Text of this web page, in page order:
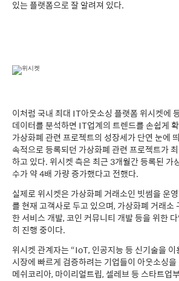
있는 플랫폼으로 잘 알려져 있다.
이처럼 국내 최대 IT아웃소싱 플랫폼 위시켓에
데이터를 분석하면 IT업계의 트렌드를 손쉽게
가상화폐 관련 프로젝트의 성장세가 단연 눈에
속적으로 등록되던 가상화폐 관련 프로젝트가
하고 있다. 위시켓 측은 최근 3개월간 등록된 가
수가 약 4배 가량 증가했다고 전했다.
실제로 위시켓은 가상화폐 거래소인 빗썸을 운
를 현재 고객사로 두고 있으며, 가상화폐 거래소
한 서비스 개발, 코인 커뮤니티 개발 등을 위한
히 진행 중이다.
위시켓 관계자는 “IoT, 인공지능 등 신기술을
시장에 빠르게 검증하려는 기업들이 아웃소싱
메쉬코리아, 마이리얼트립, 셀레브 등 스타트업